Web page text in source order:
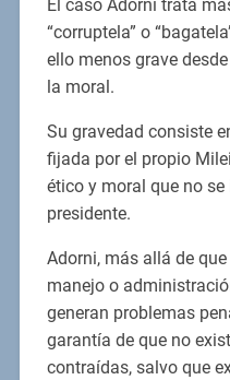
El caso Adorni trata
“corruptela” o
ello menos grave
la moral.
Su gravedad consiste
fijada por el propio
ético y moral que no
presidente.
Adorni, más allá de
manejo o
generan problemas
garantía de que no
contraídas, salvo que